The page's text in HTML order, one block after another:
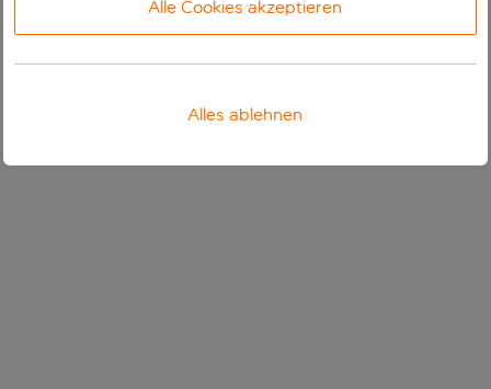
Alle Cookies akzeptieren
Alles ablehnen